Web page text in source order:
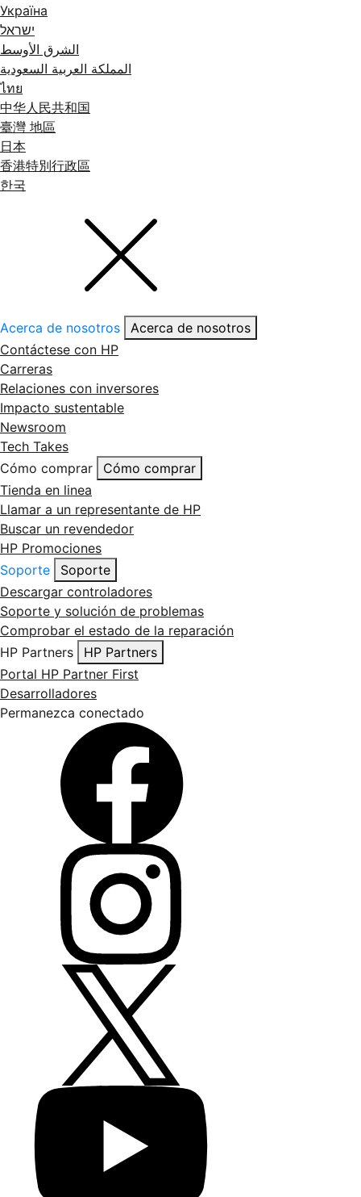
Україна
ישראל
الشرق الأوسط
المملكة العربية السعودية
ไทย
中华人民共和国
臺灣 地區
日本
香港特別行政區
한국
Acerca de nosotros
Acerca de nosotros
Contáctese con HP
Carreras
Relaciones con inversores
Impacto sustentable
Newsroom
Tech Takes
Cómo comprar
Cómo comprar
Tienda en linea
Llamar a un representante de HP
Buscar un revendedor
HP Promociones
Soporte
Soporte
Descargar controladores
Soporte y solución de problemas
Comprobar el estado de la reparación
HP Partners
HP Partners
Portal HP Partner First
Desarrolladores
Permanezca conectado